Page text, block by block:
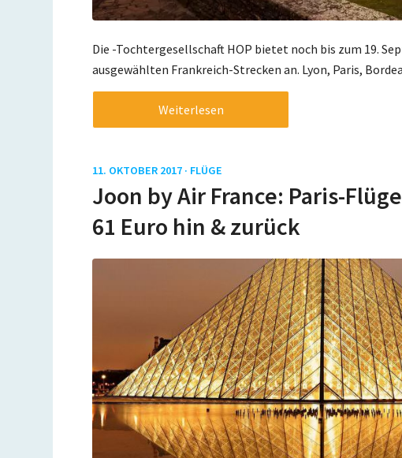
Die -Tochtergesellschaft HOP bietet noch bis zum 19.
ausgewählten Frankreich-Strecken an. Lyon, Paris,
Weiterlesen
11. OKTOBER 2017 · FLÜGE
Joon by Air France: Paris-
61 Euro hin & zurück